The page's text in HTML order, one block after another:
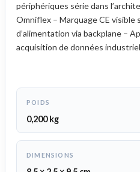
périphériques série dans
Omniflex – Marquage CE visible
d’alimentation via backplane –
acquisition de données
POIDS
0,200 kg
DIMENSIONS